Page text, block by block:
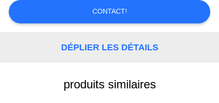
POLITIQUE
CONTACT!
DÉPLIER LES DÉTAILS
produits similaires